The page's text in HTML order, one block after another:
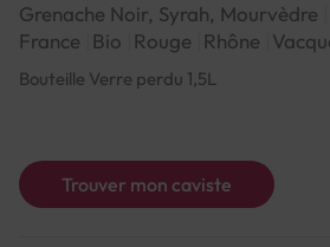
Grenache Noir, Syrah, Mourvèdre
France
Bio Rouge Rhône
Bouteille Verre perdu 1,5L
Trouver mon caviste